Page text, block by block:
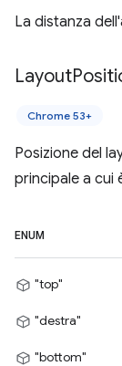
La distanza
Layout
Chrome 53+
Posizione del
principale a cui
ENUM
"top"
"destra"
"bottom"